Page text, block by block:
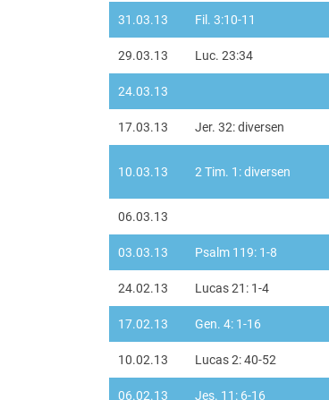
31.03.13 Fil. 3:10-11
29.03.13 Luc. 23:34
24.03.13
17.03.13 Jer. 32: diversen
10.03.13 2 Tim. 1: diversen
06.03.13
03.03.13 Psalm 119: 1-8
24.02.13 Lucas 21: 1-4
17.02.13 Gen. 4: 1-16
10.02.13 Lucas 2: 40-52
06.02.13 Jes. 11: 6-16